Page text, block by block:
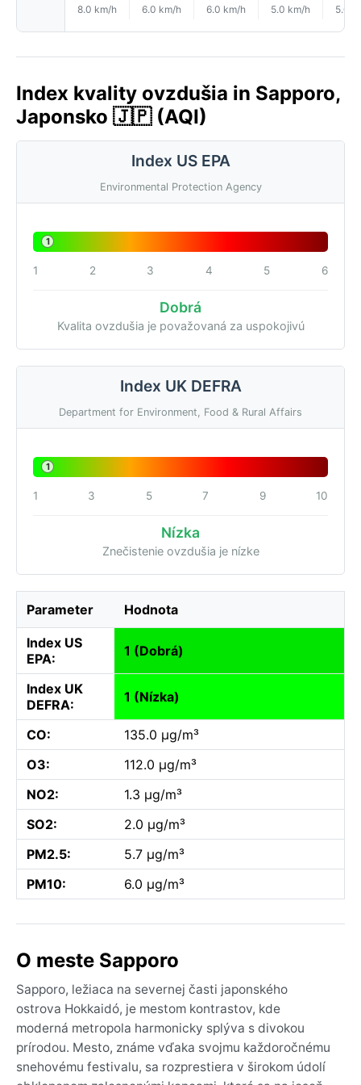
8.0 km/h 6.0 km/h 6.0 km/h 5.0 km/h 5.0
Index kvality ovzdušia in Sapporo,
Japonsko 🇯🇵 (AQI)
Index US EPA
Environmental Protection Agency
1
1 2 3 4 5 6
Dobrá
Kvalita ovzdušia je považovaná za uspokojivú
Index UK DEFRA
Department for Environment, Food & Rural Affairs
1
1 3 5 7 9 10
Nízka
Znečistenie ovzdušia je nízke
Parameter Hodnota
Index US
EPA:
1 (Dobrá)
Index UK
DEFRA:
1 (Nízka)
CO:
135.0 µg/m³
O3:
112.0 µg/m³
NO2:
1.3 µg/m³
SO2:
2.0 µg/m³
PM2.5:
5.7 µg/m³
PM10:
6.0 µg/m³
O meste Sapporo
Sapporo, ležiaca na severnej časti japonského
ostrova Hokkaidó, je mestom kontrastov, kde
moderná metropola harmonicky splýva s divokou
prírodou. Mesto, známe vďaka svojmu každoročnému
snehovému festivalu, sa rozprestiera v širokom údolí